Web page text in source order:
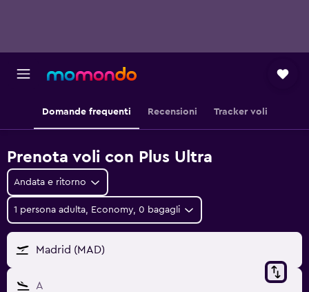
Domande frequenti Recensioni Tracker voli
Prenota voli con Plus Ultra
Andata e ritorno
1 persona adulta, Economy, 0 bagagli
Madrid (MAD)
A